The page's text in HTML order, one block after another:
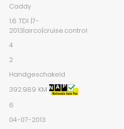
Caddy
1.6 TDI |7-
2013|airco|cruise.control
4
2
Handgeschakeld
392.989 KM
6
04-07-2013